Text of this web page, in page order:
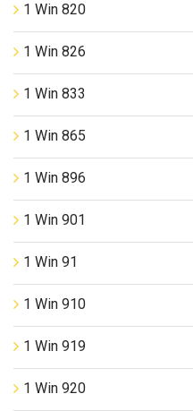
1 Win 820
1 Win 826
1 Win 833
1 Win 865
1 Win 896
1 Win 901
1 Win 91
1 Win 910
1 Win 919
1 Win 920